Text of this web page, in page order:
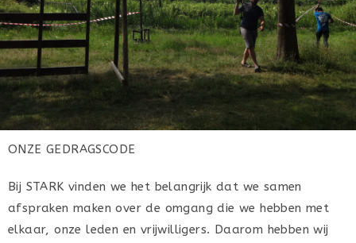
ONZE GEDRAGSCODE
Bij STARK vinden we het belangrijk dat we samen
afspraken maken over de omgang die we hebben met
elkaar, onze leden en vrijwilligers. Daarom hebben wij